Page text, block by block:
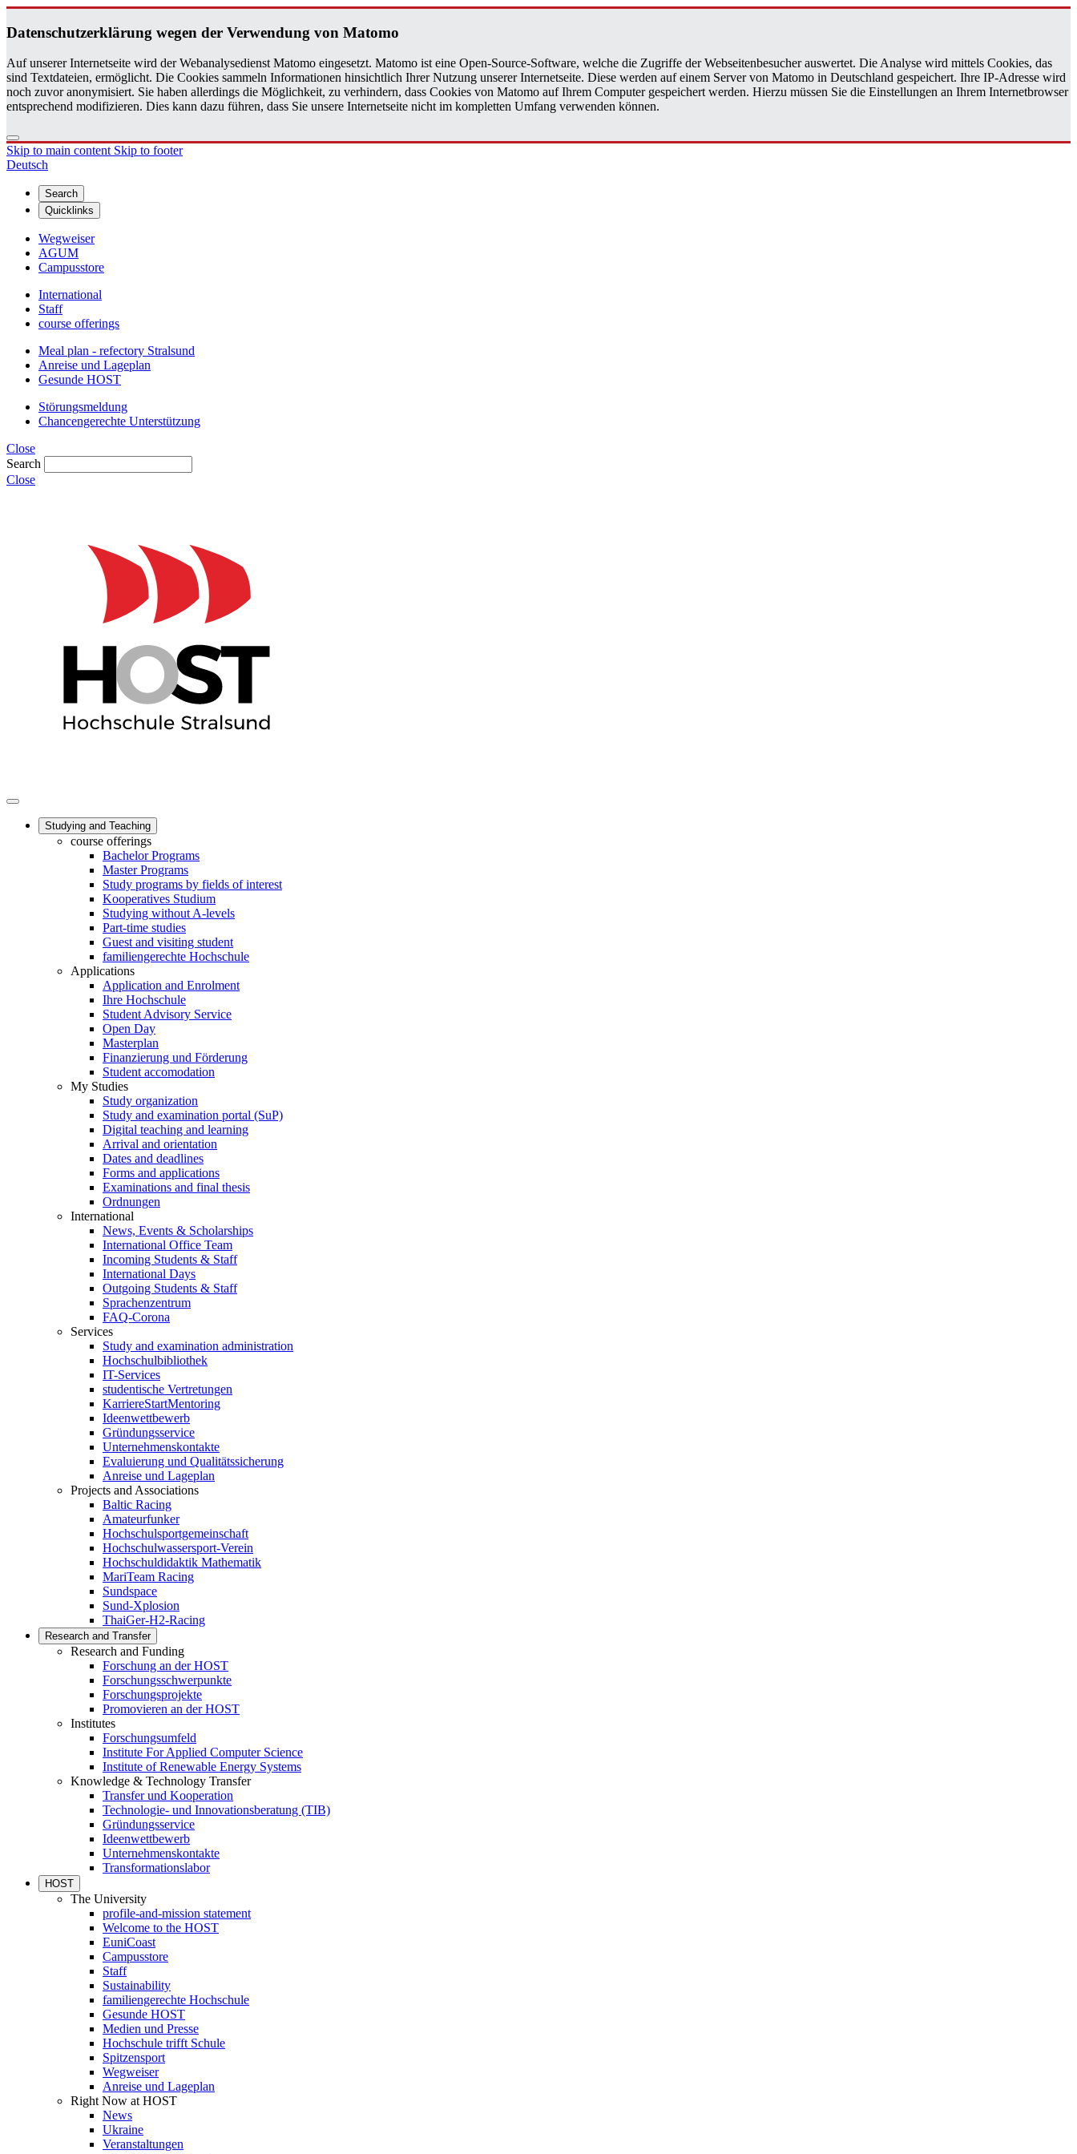
Daten­schutzerklärung wegen der Ver­wen­dung von Matomo
Auf unserer Internetseite wird der Webanalysedienst Matomo eingesetzt. Matomo ist eine Open-Source-Software, welche die Zugriffe der Webseitenbesucher auswertet. Die Analyse wird mittels Cookies, das
sind Textdateien, ermöglicht. Die Cookies sammeln Informationen hinsichtlich Ihrer Nutzung unserer Internetseite. Diese werden auf einem Server von Matomo in Deutschland gespeichert. Ihre IP-Adresse wird
noch zuvor anonymisiert. Sie haben allerdings die Möglichkeit, zu verhindern, dass Cookies von Matomo auf Ihrem Computer gespeichert werden. Hierzu müssen Sie die Einstellungen an Ihrem Internetbrowser
entsprechend modifizieren. Dies kann dazu führen, dass Sie unsere Internetseite nicht im kompletten Umfang verwenden können.
Skip to main content Skip to footer
Deutsch
Search
Quicklinks
Wegweiser
AGUM
Campusstore
International
Staff
course offerings
Meal plan - refectory Stralsund
Anreise und Lageplan
Gesunde HOST
Störungsmeldung
Chancengerechte Unterstützung
Close
Search
Close
Studying and Teaching
course offerings
Bachelor Programs
Master Programs
Study programs by fields of interest
Kooperatives Studium
Studying without A-levels
Part-time studies
Guest and visiting student
familiengerechte Hochschule
Applications
Application and Enrolment
Ihre Hochschule
Student Advisory Service
Open Day
Masterplan
Finanzierung und Förderung
Student accomodation
My Studies
Study organization
Study and examination portal (SuP)
Digital teaching and learning
Arrival and orientation
Dates and deadlines
Forms and applications
Examinations and final thesis
Ordnungen
International
News, Events & Scholarships
International Office Team
Incoming Students & Staff
International Days
Outgoing Students & Staff
Sprachenzentrum
FAQ-Corona
Services
Study and examination administration
Hochschulbibliothek
IT-Services
studentische Vertretungen
KarriereStartMentoring
Ideenwettbewerb
Gründungsservice
Unternehmenskontakte
Evaluierung und Qualitätssicherung
Anreise und Lageplan
Projects and Associations
Baltic Racing
Amateurfunker
Hochschulsportgemeinschaft
Hochschulwassersport-Verein
Hochschuldidaktik Mathematik
MariTeam Racing
Sundspace
Sund-Xplosion
ThaiGer-H2-Racing
Research and Transfer
Research and Funding
Forschung an der HOST
Forschungsschwerpunkte
Forschungsprojekte
Promovieren an der HOST
Institutes
Forschungsumfeld
Institute For Applied Computer Science
Institute of Renewable Energy Systems
Knowledge & Technology Transfer
Transfer und Kooperation
Technologie- und Innovationsberatung (TIB)
Gründungsservice
Ideenwettbewerb
Unternehmenskontakte
Transformationslabor
HOST
The University
profile-and-mission statement
Welcome to the HOST
EuniCoast
Campusstore
Staff
Sustainability
familiengerechte Hochschule
Gesunde HOST
Medien und Presse
Hochschule trifft Schule
Spitzensport
Wegweiser
Anreise und Lageplan
Right Now at HOST
News
Ukraine
Veranstaltungen